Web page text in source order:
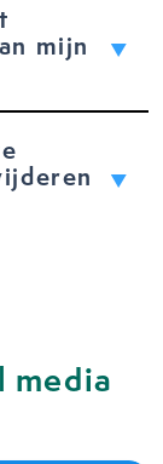
mijn
media